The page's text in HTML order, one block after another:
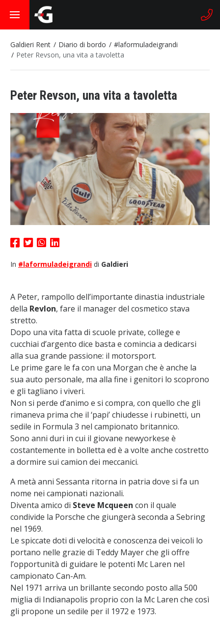
Galdieri Rent Diario di bordo
#laformuladeigrandi
Peter Revson, una vita a tavoletta
Peter Revson, una vita a tavoletta
In #laformuladeigrandidi Galdieri
A Peter, rampollo dell’importante dinastia industriale
della Revlon, fare il manager del cosmetico stava
stretto.
Dopo una vita fatta di scuole private, college e
cucchiai d’argento dice basta e comincia a dedicarsi
alla sua grande passione: il motorsport.
Le prime gare le fa con una Morgan che è anche la
sua auto personale, ma alla fine i genitori lo scoprono
e gli tagliano i viveri.
Non si perde d’animo e si compra, con quello che gli
rimaneva prima che il ‘papi’ chiudesse i rubinetti, un
sedile in Formula 3 nel campionato britannico.
Sono anni duri in cui il giovane newyorkese è
costantemente in bolletta ed è a volte anche costretto
a dormire sui camion dei meccanici.
A metà anni Sessanta ritorna in patria dove si fa un
nome nei campionati nazionali.
Diventa amico di Steve Mcqueen con il quale
condivide la Porsche che giungerà seconda a Sebring
nel 1969.
Le spiccate doti di velocità e conoscenza dei veicoli lo
portano nelle grazie di Teddy Mayer che gli offre
l’opportunità di guidare le potenti Mc Laren nel
campionato Can-Am.
Nel 1971 arriva un brillante secondo posto alla 500
miglia di Indianapolis proprio con la Mc Laren che così
gli propone un sedile per il 1972 e 1973.